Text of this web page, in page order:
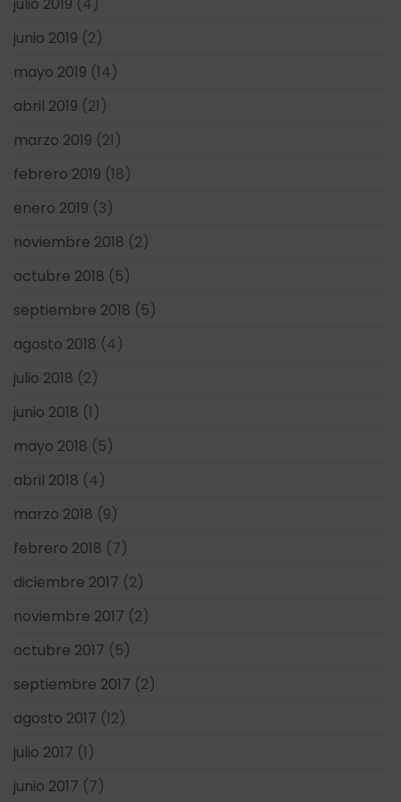
julio 2019 (4)
junio 2019 (2)
mayo 2019 (14)
abril 2019 (21)
marzo 2019 (21)
febrero 2019 (18)
enero 2019 (3)
noviembre 2018 (2)
octubre 2018 (5)
septiembre 2018 (5)
agosto 2018 (4)
julio 2018 (2)
junio 2018 (1)
mayo 2018 (5)
abril 2018 (4)
marzo 2018 (9)
febrero 2018 (7)
diciembre 2017 (2)
noviembre 2017 (2)
octubre 2017 (5)
septiembre 2017 (2)
agosto 2017 (12)
julio 2017 (1)
junio 2017 (7)